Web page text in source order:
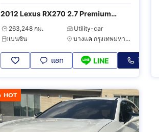
2012 Lexus RX270 2.7 Premium
Moonroof
263,248 กม.
Utility-car
เบนซิน
บางแค กรุงเทพมหานคร
แชท LINE โทร
HOT